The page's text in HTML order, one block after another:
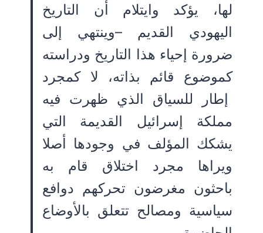
لها، يؤكد وايتلام أن التاريخ
اليهودي القديم –وينتهي إلى
ضرورة إحياء هذا التاريخ ودراسته
كموضوع قائم بذاته، لا كمجرد
إطار للسياق الذي ظهرت فيه
مملكة إسرائيل القديمة التي
يشكك المؤلف في وجودها أصلا
ويراها مجرد اختلاق قام به
باحثون مغرضون تحركهم دوافع
سياسية ومصالح تتعلق بالأوضاع